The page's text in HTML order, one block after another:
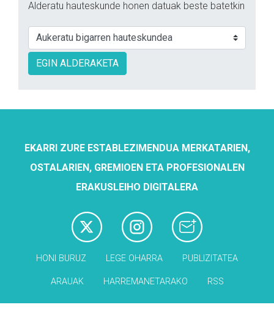
Alderatu hauteskunde honen datuak beste batetkin
EGIN ALDERAKETA
EKARRI ZURE ESTABLEZIMENDUA MERKATARIEN,
OSTALARIEN, GREMIOEN ETA PROFESIONALEN
ERAKUSLEIHO DIGITALERA
HONI BURUZ LEGE OHARRA PUBLIZITATEA
ARAUAK HARREMANETARAKO RSS